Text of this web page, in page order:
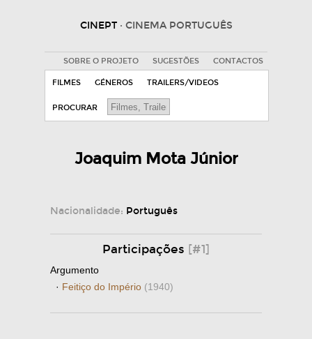
CINEPT · CINEMA PORTUGUÊS
SOBRE O PROJETO SUGESTÕES CONTACTOS
FILMES GÉNEROS TRAILERS/VIDEOS
PROCURAR
Joaquim Mota Júnior
Nacionalidade: Português
Participações [#1]
Argumento
· Feitiço do Império (1940)